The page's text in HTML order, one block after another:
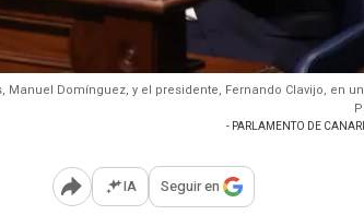
Manuel Domínguez, y el presidente, Fernando Clavijo, en
- PARLAMENTO DE
Abrir opciones para compartir
IA Seguir en